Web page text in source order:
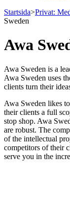
Startsida>Privat:
Sweden
Awa
Awa Sweden is a
Awa Sweden uses
clients turn their
Awa Sweden likes
their clients a full
stop shop. Awa
are robust. The
of the intellectual
competitors of their
serve you in the